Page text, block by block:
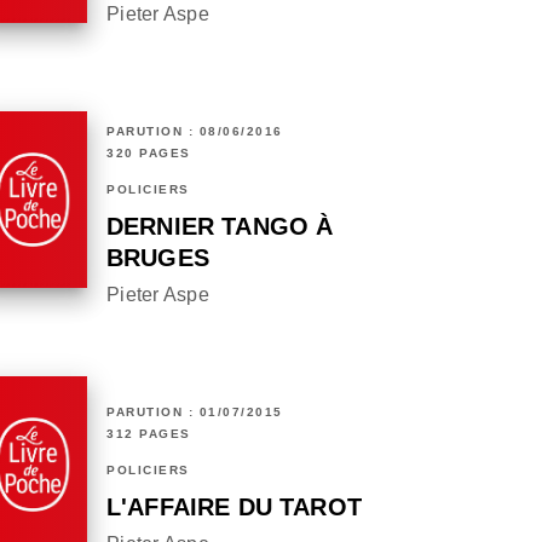
Pieter Aspe
PARUTION : 08/06/2016
320 PAGES
POLICIERS
DERNIER TANGO À
BRUGES
Pieter Aspe
PARUTION : 01/07/2015
312 PAGES
POLICIERS
L'AFFAIRE DU TAROT